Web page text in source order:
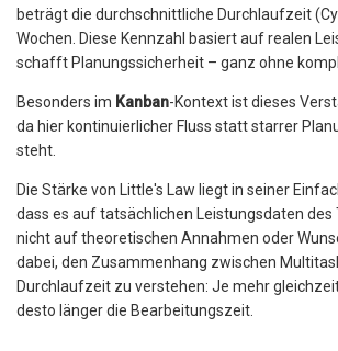
beträgt die durchschnittliche Durchlaufzeit
Wochen. Diese Kennzahl basiert auf realen
schafft Planungssicherheit – ganz ohne
Besonders im Kanban-Kontext ist dieses
da hier kontinuierlicher Fluss statt starrer
steht.
Die Stärke von Little's Law liegt in seiner
dass es auf tatsächlichen Leistungsdaten des
nicht auf theoretischen Annahmen oder
dabei, den Zusammenhang zwischen
Durchlaufzeit zu verstehen: Je mehr
desto länger die Bearbeitungszeit.